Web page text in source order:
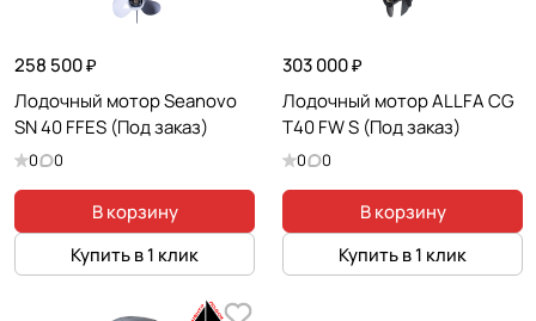
258 500 ₽
Лодочный мотор Seanovo
SN 40 FFES (Под заказ)
0 0
В корзину
Купить в 1 клик
303 000 ₽
Лодочный мотор ALLFA CG
T40 FW S (Под заказ)
0 0
В корзину
Купить в 1 клик